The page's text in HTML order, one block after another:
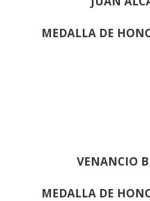
MEDALLA DE
VENANCIO
MEDALLA DE